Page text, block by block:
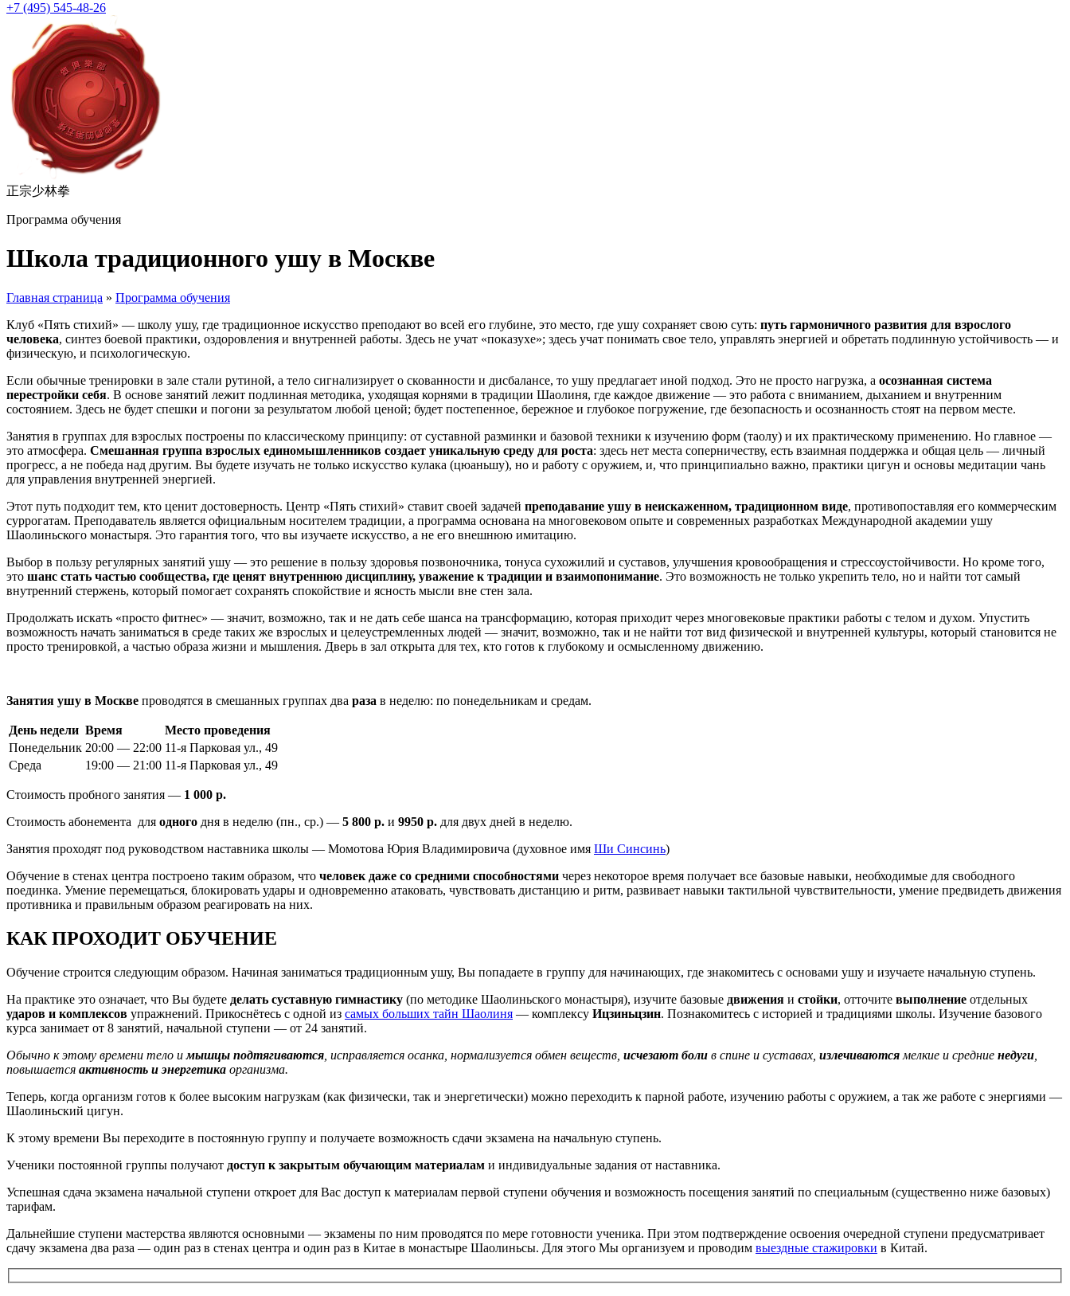
+7 (495) 545-48-26
正宗少林拳
Программа обучения
Школа традиционного ушу в Москве
Главная страница » Программа обучения
Клуб «Пять стихий» — школу ушу, где традиционное искусство преподают во всей его глубине, это место, где ушу сохраняет свою суть: путь гармоничного развития для взрослого
человека, синтез боевой практики, оздоровления и внутренней работы. Здесь не учат «показухе»; здесь учат понимать свое тело, управлять энергией и обретать подлинную устойчивость — и
физическую, и психологическую.
Если обычные тренировки в зале стали рутиной, а тело сигнализирует о скованности и дисбалансе, то ушу предлагает иной подход. Это не просто нагрузка, а осознанная система
перестройки себя. В основе занятий лежит подлинная методика, уходящая корнями в традиции Шаолиня, где каждое движение — это работа с вниманием, дыханием и внутренним
состоянием. Здесь не будет спешки и погони за результатом любой ценой; будет постепенное, бережное и глубокое погружение, где безопасность и осознанность стоят на первом месте.
Занятия в группах для взрослых построены по классическому принципу: от суставной разминки и базовой техники к изучению форм (таолу) и их практическому применению. Но главное —
это атмосфера. Смешанная группа взрослых единомышленников создает уникальную среду для роста: здесь нет места соперничеству, есть взаимная поддержка и общая цель — личный
прогресс, а не победа над другим. Вы будете изучать не только искусство кулака (цюаньшу), но и работу с оружием, и, что принципиально важно, практики цигун и основы медитации чань
для управления внутренней энергией.
Этот путь подходит тем, кто ценит достоверность. Центр «Пять стихий» ставит своей задачей преподавание ушу в неискаженном, традиционном виде, противопоставляя его коммерческим
суррогатам. Преподаватель является официальным носителем традиции, а программа основана на многовековом опыте и современных разработках Международной академии ушу
Шаолиньского монастыря. Это гарантия того, что вы изучаете искусство, а не его внешнюю имитацию.
Выбор в пользу регулярных занятий ушу — это решение в пользу здоровья позвоночника, тонуса сухожилий и суставов, улучшения кровообращения и стрессоустойчивости. Но кроме того,
это шанс стать частью сообщества, где ценят внутреннюю дисциплину, уважение к традиции и взаимопонимание. Это возможность не только укрепить тело, но и найти тот самый
внутренний стержень, который помогает сохранять спокойствие и ясность мысли вне стен зала.
Продолжать искать «просто фитнес» — значит, возможно, так и не дать себе шанса на трансформацию, которая приходит через многовековые практики работы с телом и духом. Упустить
возможность начать заниматься в среде таких же взрослых и целеустремленных людей — значит, возможно, так и не найти тот вид физической и внутренней культуры, который становится не
просто тренировкой, а частью образа жизни и мышления. Дверь в зал открыта для тех, кто готов к глубокому и осмысленному движению.
Занятия ушу в Москве проводятся в смешанных группах два раза в неделю: по понедельникам и средам.
День недели Время
Место проведения
Понедельник 20:00 — 22:00 11-я Парковая ул., 49
Среда
19:00 — 21:00 11-я Парковая ул., 49
Стоимость пробного занятия — 1 000 р.
Стоимость абонемента для одного дня в неделю (пн., ср.) — 5 800 р. и 9950 р. для двух дней в неделю.
Занятия проходят под руководством наставника школы — Момотова Юрия Владимировича (духовное имя Ши Синсинь)
Обучение в стенах центра построено таким образом, что человек даже со средними способностями через некоторое время получает все базовые навыки, необходимые для свободного
поединка. Умение перемещаться, блокировать удары и одновременно атаковать, чувствовать дистанцию и ритм, развивает навыки тактильной чувствительности, умение предвидеть движения
противника и правильным образом реагировать на них.
КАК ПРОХОДИТ ОБУЧЕНИЕ
Обучение строится следующим образом. Начиная заниматься традиционным ушу, Вы попадаете в группу для начинающих, где знакомитесь с основами ушу и изучаете начальную ступень.
На практике это означает, что Вы будете делать суставную гимнастику (по методике Шаолиньского монастыря), изучите базовые движения и стойки, отточите выполнение отдельных
ударов и комплексов упражнений. Прикоснётесь с одной из самых больших тайн Шаолиня — комплексу Ицзиньцзин. Познакомитесь с историей и традициями школы. Изучение базового
курса занимает от 8 занятий, начальной ступени — от 24 занятий.
Обычно к этому времени тело имышцы подтягиваются , исправляется осанка, нормализуется обмен веществ, исчезают боли в спине и суставах, излечиваются мелкие и средние недуги
повышается активность и энергетика организма.
Теперь, когда организм готов к более высоким нагрузкам (как физически, так и энергетически) можно переходить к парной работе, изучению работы с оружием, а так же работе с энергиями —
Шаолиньский цигун.
К этому времени Вы переходите в постоянную группу и получаете возможность сдачи экзамена на начальную ступень.
Ученики постоянной группы получают доступ к закрытым обучающим материалам и индивидуальные задания от наставника.
Успешная сдача экзамена начальной ступени откроет для Вас доступ к материалам первой ступени обучения и возможность посещения занятий по специальным (существенно ниже базовых)
тарифам.
Дальнейшие ступени мастерства являются основными — экзамены по ним проводятся по мере готовности ученика. При этом подтверждение освоения очередной ступени предусматривает
сдачу экзамена два раза — один раз в стенах центра и один раз в Китае в монастыре Шаолиньсы. Для этого Мы организуем и проводим выездные стажировки в Китай.